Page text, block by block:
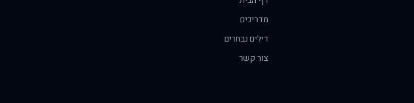
מדריכים
דילים נבחרים
צור קשר